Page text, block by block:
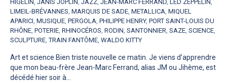
HIGELIN, JANIS JOPLIN, JAZZ, JEAN-MARC FERRAND, LED ZEPPELIN,
LIMEIL-BRÉVANNES, MARQUIS DE SADE, METALLICA, MIQUEL
APARICI, MUSIQUE, PERGOLA, PHILIPPE HENRY, PORT SAINT-LOUIS DU
RHÔNE, POTERIE, RHINOCÉROS, RODIN, SANTONNIER, SAZE, SCIENCE,
SCULPTURE,TRAIN FANTÔME, WALDO KITTY
Art et science Bien triste nouvelle ce matin. Je viens d’apprendre
que mon beau-frère Jean-Marc Ferrand, alias JM ou Jihème, est
décédé hier soir à...